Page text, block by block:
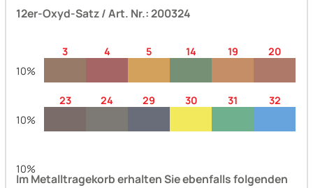
12er-Oxyd-Satz / Art. Nr.: 200324
10%
10%
10%
3 4 5 14 19 20
23 24 29 30 31 32
Im Metalltragekorb erhalten Sie ebenfalls folgenden